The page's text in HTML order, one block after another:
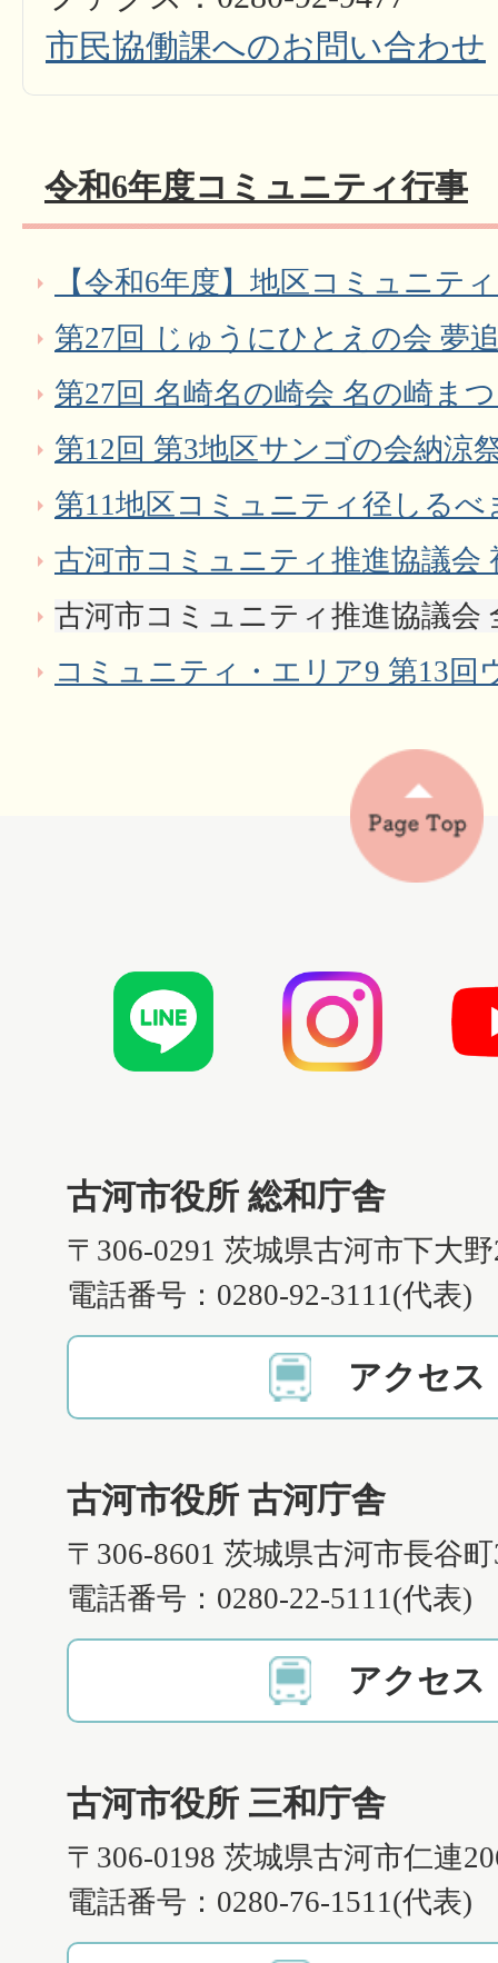
市民協働課へのお問い合わせ
令和6年度コミュニティ行事
【令和6年度】地区コミュニテ
第27回 じゅうにひとえの会 夢
第27回 名崎名の崎会 名の崎ま
第12回 第3地区サンゴの会納涼
第11地区コミュニティ径しるべ
古河市コミュニティ推進協議会
古河市コミュニティ推進協議会
コミュニティ・エリア9 第13回
古河市役所 総和庁舎
〒306-0291 茨城県古河市下大
電話番号：0280-92-3111(代表)
アクセス
古河市役所 古河庁舎
〒306-8601 茨城県古河市長谷
電話番号：0280-22-5111(代表)
アクセス
古河市役所 三和庁舎
〒306-0198 茨城県古河市仁連
電話番号：0280-76-1511(代表)